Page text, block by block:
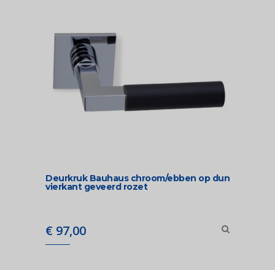
Deurkruk Bauhaus chroom/ebben op dun
vierkant geveerd rozet
€ 97,00